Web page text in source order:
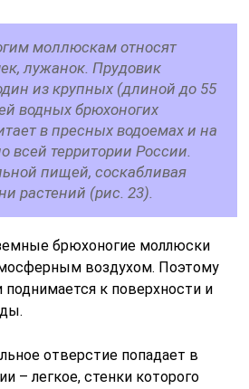
моллюскам относят
лужанок. Прудовик
из крупных (длиной до 55
водных брюхоногих
в пресных водоемах и на
всей территории России.
пищей, соскабливая
растений (рис. 23).
брюхоногие моллюски
воздухом. Поэтому
к поверхности и
отверстие попадает в
– легкое, стенки которого